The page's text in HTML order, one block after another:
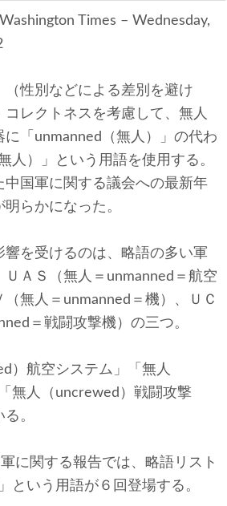
Times – Wednesday,
性別などによる差別を避け
コレクトネスを考慮して、無人
「unmanned（無人）」の代わ
人）」という用語を使用する。
中国軍に関する議会への最新年
らかになった。
を受けるのは、略語の多い軍
ＡＳ（無人＝unmanned＝航空
無人＝unmanned＝機）、ＵＣ
＝戦闘攻撃機）の三つ。
）航空システム」「無人
無人（uncrewed）戦闘攻撃
。
に関する報告では、略語リスト
という用語が６回登場する。